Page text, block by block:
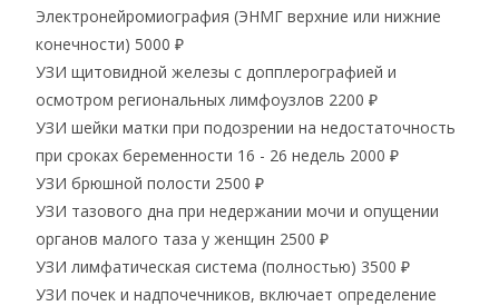
Электронейромиография (ЭНМГ верхние или нижние
конечности) 5000 ₽
УЗИ щитовидной железы с допплерографией и
осмотром региональных лимфоузлов 2200 ₽
УЗИ шейки матки при подозрении на недостаточность
при сроках беременности 16 - 26 недель 2000 ₽
УЗИ брюшной полости 2500 ₽
УЗИ тазового дна при недержании мочи и опущении
органов малого таза у женщин 2500 ₽
УЗИ лимфатическая система (полностью) 3500 ₽
УЗИ почек и надпочечников, включает определение